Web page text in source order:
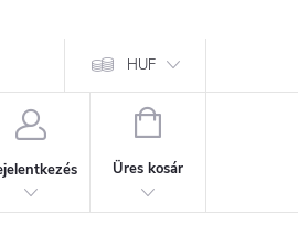
HUF
KOSÁR
Üres kosár